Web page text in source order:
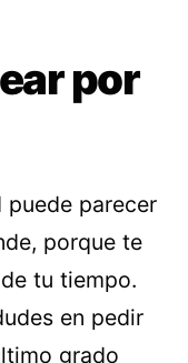
por
puede parecer
porque te
tu tiempo.
en pedir
grado